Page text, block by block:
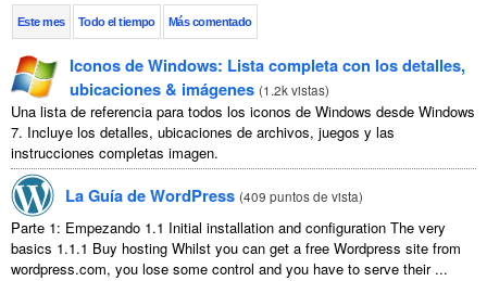
Este mes Todo el tiempo Más comentado
Iconos de Windows: Lista completa con los detalles,
ubicaciones & imágenes (1.2k vistas)
Una lista de referencia para todos los iconos de Windows desde Windows
7. Incluye los detalles, ubicaciones de archivos, juegos y las
instrucciones completas imagen.
La Guía de WordPress (409 puntos de vista)
Parte 1: Empezando 1.1 Initial installation and configuration The very
basics 1.1.1 Buy hosting Whilst you can get a free Wordpress site from
wordpress.com, you lose some control and you have to serve their...